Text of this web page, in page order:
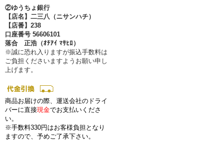
②ゆうちょ銀行
【店名】二三八（ニサンハチ）
【店番】238
口座番号 56606101
落合 正浩（ｵﾁｱｲ ﾏｻﾋﾛ）
※誠に恐れ入りますが振込手数料は
ご負担くださいますようお願い申し
上げます。
商品お届けの際、運送会社のドライ
バーに直接現金でお支払いくださ
い。
※手数料330円はお客様負担となり
ますので、予めご了承下さい。